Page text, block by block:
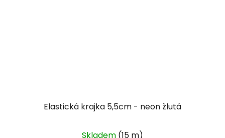
Elastická krajka 5,5cm - neon žlutá
Skladem (15 m)